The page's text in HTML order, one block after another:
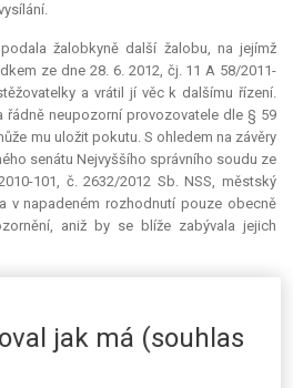
žalobkyně další žalobu, na jejímž
ze dne 28. 6. 2012, čj. 11 A 58/2011-
a vrátil jí věc k dalšímu řízení.
řádně neupozorní provozovatele dle § 59
mu uložit pokutu. S ohledem na závěry
senátu Nejvyššího správního soudu ze
101, č. 2632/2012 Sb. NSS, městský
v napadeném rozhodnutí pouze obecně
aniž by se blíže zabývala jejich
se týkají "typovosti upozornění, nikoliv
uložení upozornění v následném
byla předchozí upozornění doručena
jak má (souhlas